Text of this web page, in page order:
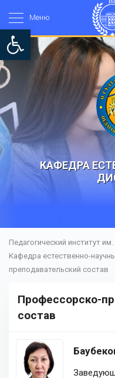
Open toolbar
Mеню
КАФЕДРА
Педагогический институт
Кафедра естественно-
преподавательский состав
Профессорско-
состав